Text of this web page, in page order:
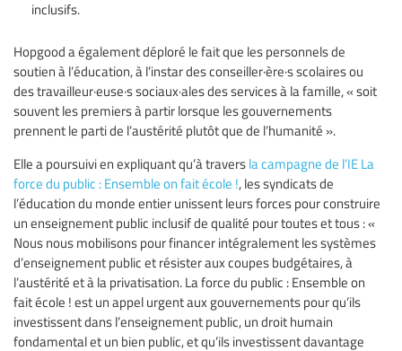
inclusifs.
Hopgood a également déploré le fait que les personnels de
soutien à l’éducation, à l’instar des conseiller·ère·s scolaires ou
des travailleur·euse·s sociaux·ales des services à la famille, « soit
souvent les premiers à partir lorsque les gouvernements
prennent le parti de l’austérité plutôt que de l’humanité ».
Elle a poursuivi en expliquant qu’à travers la campagne de l’IE La
force du public : Ensemble on fait école !, les syndicats de
l’éducation du monde entier unissent leurs forces pour construire
un enseignement public inclusif de qualité pour toutes et tous : «
Nous nous mobilisons pour financer intégralement les systèmes
d’enseignement public et résister aux coupes budgétaires, à
l’austérité et à la privatisation. La force du public : Ensemble on
fait école ! est un appel urgent aux gouvernements pour qu’ils
investissent dans l’enseignement public, un droit humain
fondamental et un bien public, et qu’ils investissent davantage